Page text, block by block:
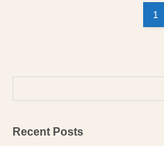
1
Recent Posts